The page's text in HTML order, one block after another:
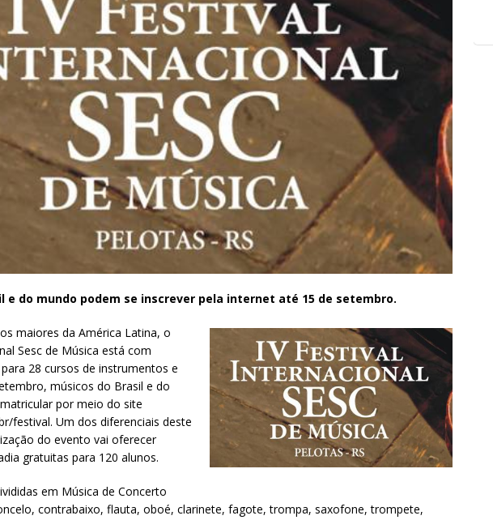
e do mundo podem se inscrever pela internet até 15 de setembro.
maiores da América Latina, o
Sesc de Música está com
28 cursos de instrumentos e
músicos do Brasil e do
por meio do site
festival. Um dos diferenciais deste
do evento vai oferecer
gratuitas para 120 alunos.
em Música de Concerto
contrabaixo, flauta, oboé, clarinete, fagote, trompa, saxofone, trompete,